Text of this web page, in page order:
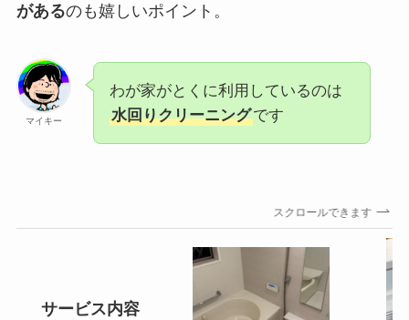
があるのも嬉しいポイント。
マイキー
わが家がとくに利用しているのは
水回りクリーニングです
スクロールできます
サービス内容